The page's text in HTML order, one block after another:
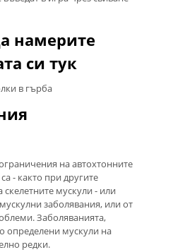
намерите
си тук
в гърба
на автохтонните
- както при другите
скелетните мускули - или
заболявания, или от
Заболяванията,
определени мускули на
редки.